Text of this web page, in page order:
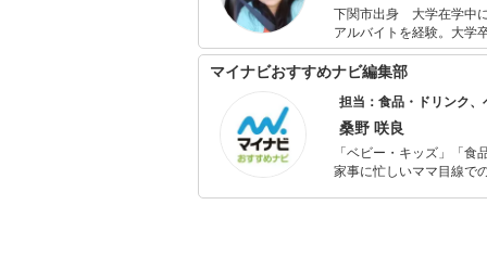
下関市出身 大学在学中
アルバイトを経験。大学卒業後
カントリーラリー「オー
へ。 1999-2000日本カー
している。 月刊誌『MONOQLO』（晋遊舎）、All About、citrus、オートックワン、乗りものニュー
ス、くるまのニュース、
ンス、カスタム、海外車事情な
安全教育普及協会公認チ
ブの楽しみ方と危険回避
マイナビおすすめナビ編集部
担当：食品・ドリンク
桑野 咲良
「ベビー・キッズ」「
家事に忙しいママ目線で